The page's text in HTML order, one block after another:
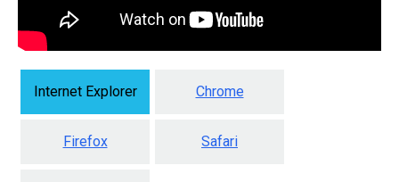
Internet Explorer Chrome
Firefox Safari